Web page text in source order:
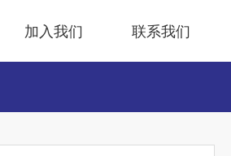
加入我们 联系我们